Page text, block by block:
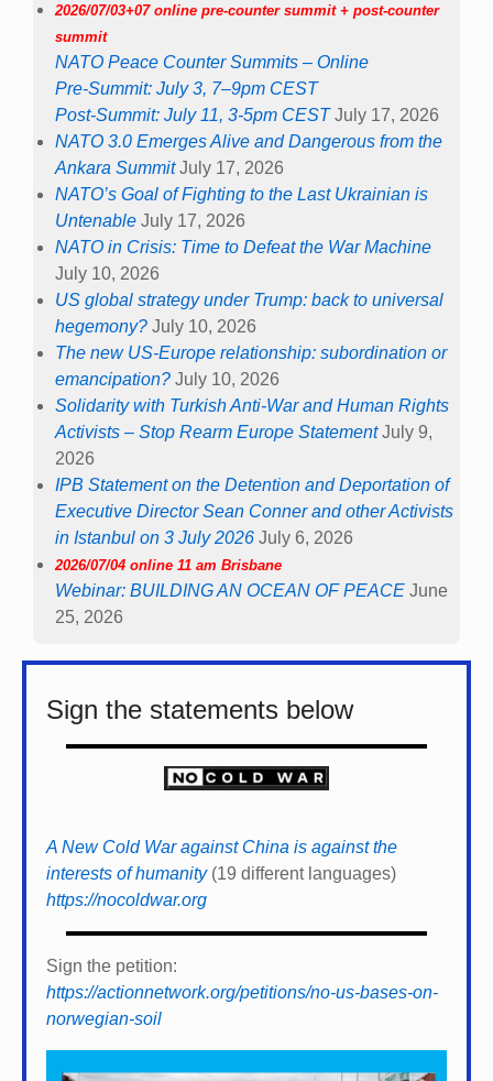
2026/07/03+07 online pre-counter summit + post-counter
summit
NATO Peace Counter Summits – Online
Pre-Summit: July 3, 7–9pm CEST
Post-Summit: July 11, 3-5pm CEST July 17, 2026
NATO 3.0 Emerges Alive and Dangerous from the
Ankara Summit July 17, 2026
NATO’s Goal of Fighting to the Last Ukrainian is
Untenable July 17, 2026
NATO in Crisis: Time to Defeat the War Machine
July 10, 2026
US global strategy under Trump: back to universal
hegemony? July 10, 2026
The new US-Europe relationship: subordination or
emancipation? July 10, 2026
Solidarity with Turkish Anti-War and Human Rights
Activists – Stop Rearm Europe Statement July 9,
2026
IPB Statement on the Detention and Deportation of
Executive Director Sean Conner and other Activists
in Istanbul on 3 July 2026 July 6, 2026
2026/07/04 online 11 am Brisbane
Webinar: BUILDING AN OCEAN OF PEACE June
25, 2026
Sign the statements below
A New Cold War against China is against the
interests of humanity(19 different languages)
https://nocoldwar.org
Sign the petition:
https://actionnetwork.org/petitions/no-us-bases-on-
norwegian-soil